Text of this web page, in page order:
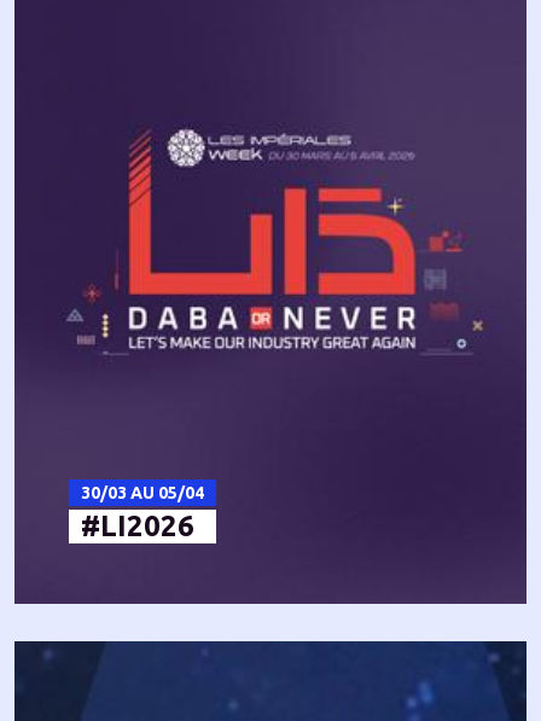
30/03 AU 05/04
#LI2026